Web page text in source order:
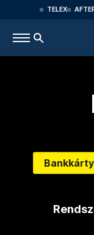
TELEX